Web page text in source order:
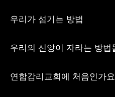
우리가 섬기는 방법
우리의 신앙이 자라는 방법
연합감리교회에 처음인가